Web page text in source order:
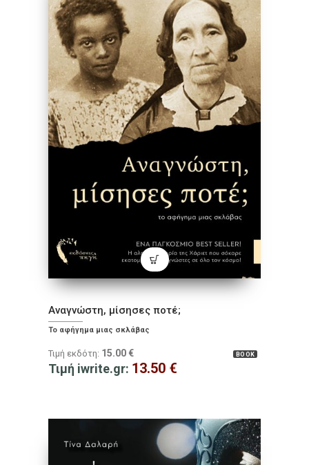
Αναγνώστη, μίσησες ποτέ;
Το αφήγηµα µιας σκλάβας
BOOK
Τιμή εκδότη: 15.00 €
Τιμή iwrite.gr: 13.50 €